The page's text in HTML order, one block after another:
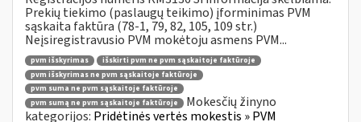
Prekių tiekimo (paslaugų teikimo) įforminimas PVM
sąskaita faktūra (78-1, 79, 82, 105, 109 str.)
Neįsiregistravusio PVM mokėtoju asmens PVM...
pvm išskyrimas
išskirti pvm ne pvm sąskaitoje faktūroje
pvm išskyrimas ne pvm sąskaitoje faktūroje
pvm suma ne pvm sąskaitoje faktūroje
pvm sumą ne pvm sąskaitoje faktūroje
Mokesčių žinyno
kategorijos: Pridėtinės vertės mokestis » PVM